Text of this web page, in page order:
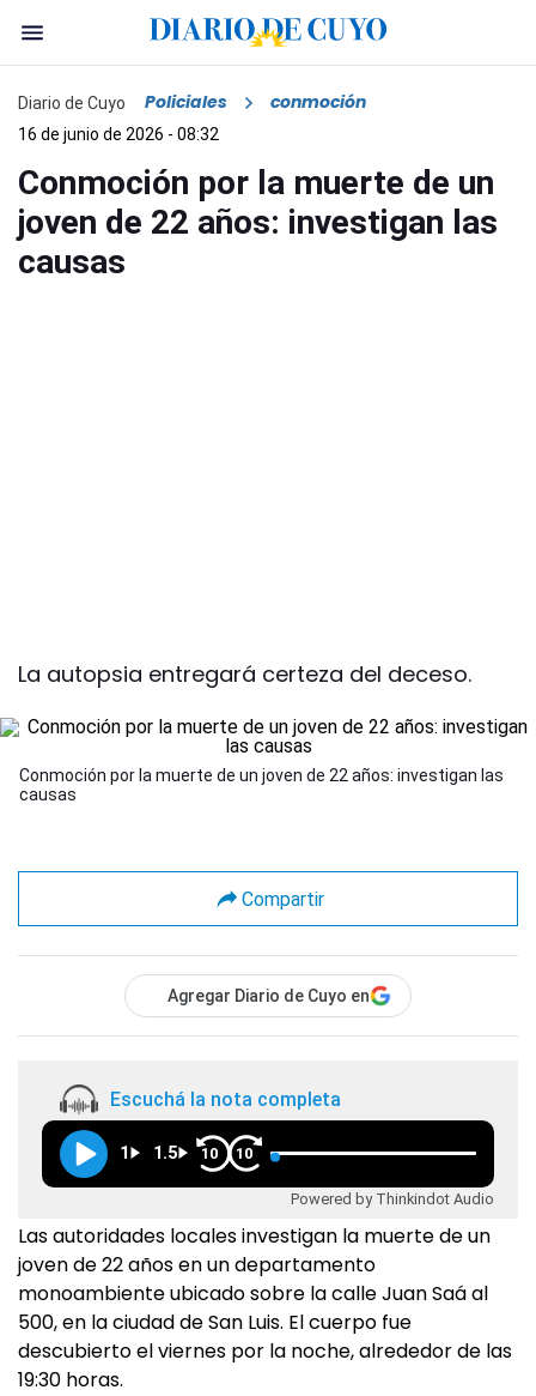
Diario de Cuyo Policiales conmoción
16 de junio de 2026 - 08:32
Conmoción por la muerte de un
joven de 22 años: investigan las
causas
La autopsia entregará certeza del deceso.
Conmoción por la muerte de un joven de 22 años: investigan las
causas
Compartir
Agregar Diario de Cuyo en
Escuchá la nota completa
1 1.5 10 10
Powered by Thinkindot Audio
Las autoridades locales investigan la muerte de un
joven de 22 años en un departamento
monoambiente ubicado sobre la calle Juan Saá al
500, en la ciudad de San Luis. El cuerpo fue
descubierto el viernes por la noche, alrededor de las
19:30 horas.